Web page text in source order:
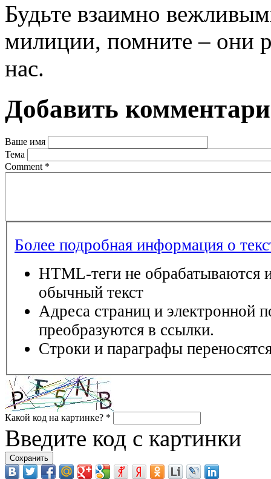
Будьте взаимно
милиции, помните – они
нас.
Добавить
Ваше имя
Тема
Comment *
Более подробная информация о
HTML-теги не обрабатываются
обычный текст
Адреса страниц и электронной
преобразуются в ссылки.
Строки и параграфы
Какой код на картинке? *
Введите код с картинки